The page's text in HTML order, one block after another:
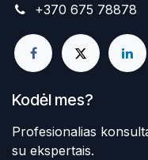
+370 675 78878
Kodėl mes?
Profesionalias
su ekspertais.